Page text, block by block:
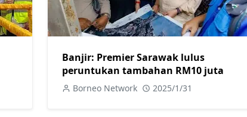
Banjir: Premier Sarawak lulus
peruntukan tambahan RM10 juta
Borneo Network 2025/1/31